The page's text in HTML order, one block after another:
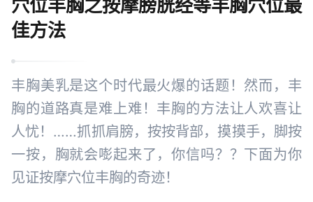
穴位丰胸之按摩膀胱经等丰胸穴位最
佳方法
丰胸美乳是这个时代最火爆的话题！然而，丰
胸的道路真是难上难！丰胸的方法让人欢喜让
人忧！……抓抓肩膀，按按背部，摸摸手，脚按
一按，胸就会嘭起来了，你信吗？？下面为你
见证按摩穴位丰胸的奇迹！